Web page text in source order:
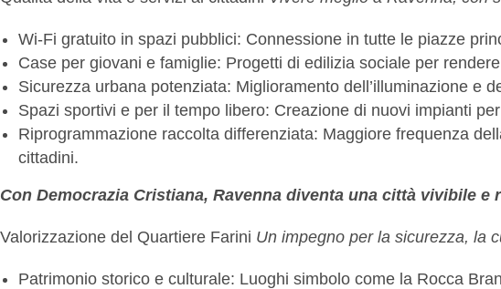
Wi-Fi gratuito in spazi pubblici: Connessione in tutte le piazze
Case per giovani e famiglie: Progetti di edilizia sociale per
Sicurezza urbana potenziata: Miglioramento dell’illuminazione e
Spazi sportivi e per il tempo libero: Creazione di nuovi impianti
Riprogrammazione raccolta differenziata: Maggiore frequenza
cittadini.
Con Democrazia Cristiana, Ravenna diventa una città vivibile e
Valorizzazione del Quartiere Farini Un impegno per la sicurezza, la
Patrimonio storico e culturale: Luoghi simbolo come la Rocca